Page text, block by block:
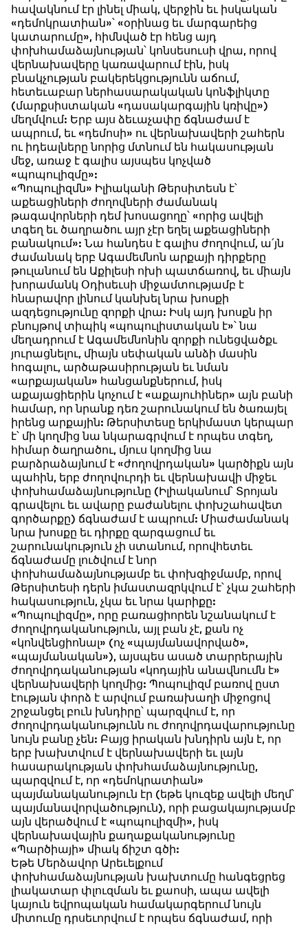
հավակնում էր լինել միակ, վերջին եւ իսկական
«դեմոկրատիան»՝ «օրինաց եւ մարգարեից
կատարումը», հիմնված էր հենց այդ
փոխհամաձայնության՝ կոնսեսուսի վրա, որով
վերնախավերը կառավարում էին, իսկ
բնակչության բակերեկցությունն աճում,
հետեւաբար ներհասարակական կոնֆլիկտը
(մարքսիստական «դասակարգային կռիվը»)
մեղմվում: Երբ այս ձեւաչափը ճգնաժամ է
ապրում, եւ «դեմոսի» ու վերնախավերի շահերն
ու իդեալները նորից մտնում են հակասության
մեջ, առաջ է գալիս այսպես կոչված
«պոպուլիզմը»:
«Պոպուլիզմն» Իլիականի Թերսիտեսն է՝
աքեացիների ժողովների ժամանակ
թագավորների դեմ խոսացողը՝ «որից ավելի
տգեղ եւ ծաղրածու այր չէր եղել աքեացիների
բանակում»: Նա հանդես է գալիս ժողովում, ա՛յն
ժամանակ երբ Ագամեմնոն արքայի դիրքերը
թուլանում են Աքիլեսի ոխի պատճառով, եւ միայն
խորամանկ Օդիսեւսի միջամտությամբ է
հնարավոր լինում կանխել նրա խոսքի
ազդեցությունը զորքի վրա: Իսկ այդ խոսքն իր
բնույթով տիպիկ «պոպուլիստական է»՝ նա
մեղադրում է Ագամեմնոնին զորքի ունեցվածքւ
յուրացնելու, միայն սեփական անձի մասին
հոգալու, արծաթասիրության եւ նման
«արքայական» հանցանքներում, իսկ
աքայացիերին կոչում է «աքայուհիներ» այն բանի
համար, որ նրանք դեռ շարունակում են ծառայել
իրենց արքային: Թերսիտեսը երկիմաստ կերպար
է՝ մի կողմից նա նկարագրվում է որպես տգեղ,
հիմար ծաղրածու, մյուս կողմից նա
բարձրաձայնում է «ժողովրդական» կարծիքն այն
պահին, երբ ժողովուրդի եւ վերնախավի միջեւ
փոխհամաձայնությունը (Իլիականում՝ Տրոյան
գրավելու եւ ավարը բաժանելու փոխշահավետ
գործարքը) ճգնաժամ է ապրում: Միաժամանակ
նրա խոսքը եւ դիրքը զարգացում եւ
շարունակություն չի ստանում, որովհետեւ
ճգնաժամը լուծվում է նոր
փոխհամաձայնությամբ եւ փոխզիջմամբ, որով
Թերսիտեսի դերն իմաստազրկվում է՝ չկա շահերի
հակասություն, չկա եւ նրա կարիքը:
«Պոպուլիզմը», որը բառացիորեն նշանակում է
ժողովրդականություն, այլ բան չէ, քան ոչ
«կոնվենցիոնալ» (ոչ «պայմանավորված»,
«պայմանական»), այսպես ասած տարրերային
ժողովրդականության «կոդային անավնումն է»
վերնախավերի կողմից: Պոպուլիզմ բառով ըստ
էության փորձ է արվում բառախաղի միջոցով
շրջանցել բուն խնդիրը՝ պարզվում է, որ
ժողովրդականությունն ու ժողովրդավարությունը
նույն բանը չեն: Բայց իրական խնդիրն այն է, որ
երբ խախտվում է վերնախավերի եւ լայն
հասարակության փոխհամաձայնությունը,
պարզվում է, որ «դեմոկրատիան»
պայմանականություն էր (եթե կուզեք ավելի մեղմ՝
պայմանավորվածություն), որի բացակայությամբ
այն վերածվում է «պոպուլիզմի», իսկ
վերնախավային քաղաքականությունը
«Պարծիայի» միակ ճիշտ գծի:
Եթե Մերձավոր Արեւելքում
փոխհամաձայնության խախտումը հանգեցրեց
լիակատար փլուզման եւ քաոսի, ապա ավելի
կայուն եվրոպական համակարգերում նույն
միտումը դրսեւորվում է որպես ճգնաժամ, որի